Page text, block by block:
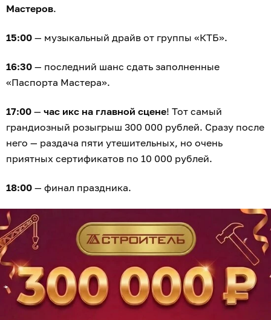
Мастеров.
15:00 — музыкальный драйв от группы «КТБ».
16:30 — последний шанс сдать заполненные
«Паспорта Мастера».
17:00 — час икс на главной сцене! Тот самый
грандиозный розыгрыш 300 000 рублей. Сразу после
него — раздача пяти утешительных, но очень
приятных сертификатов по 10 000 рублей.
18:00 — финал праздника.